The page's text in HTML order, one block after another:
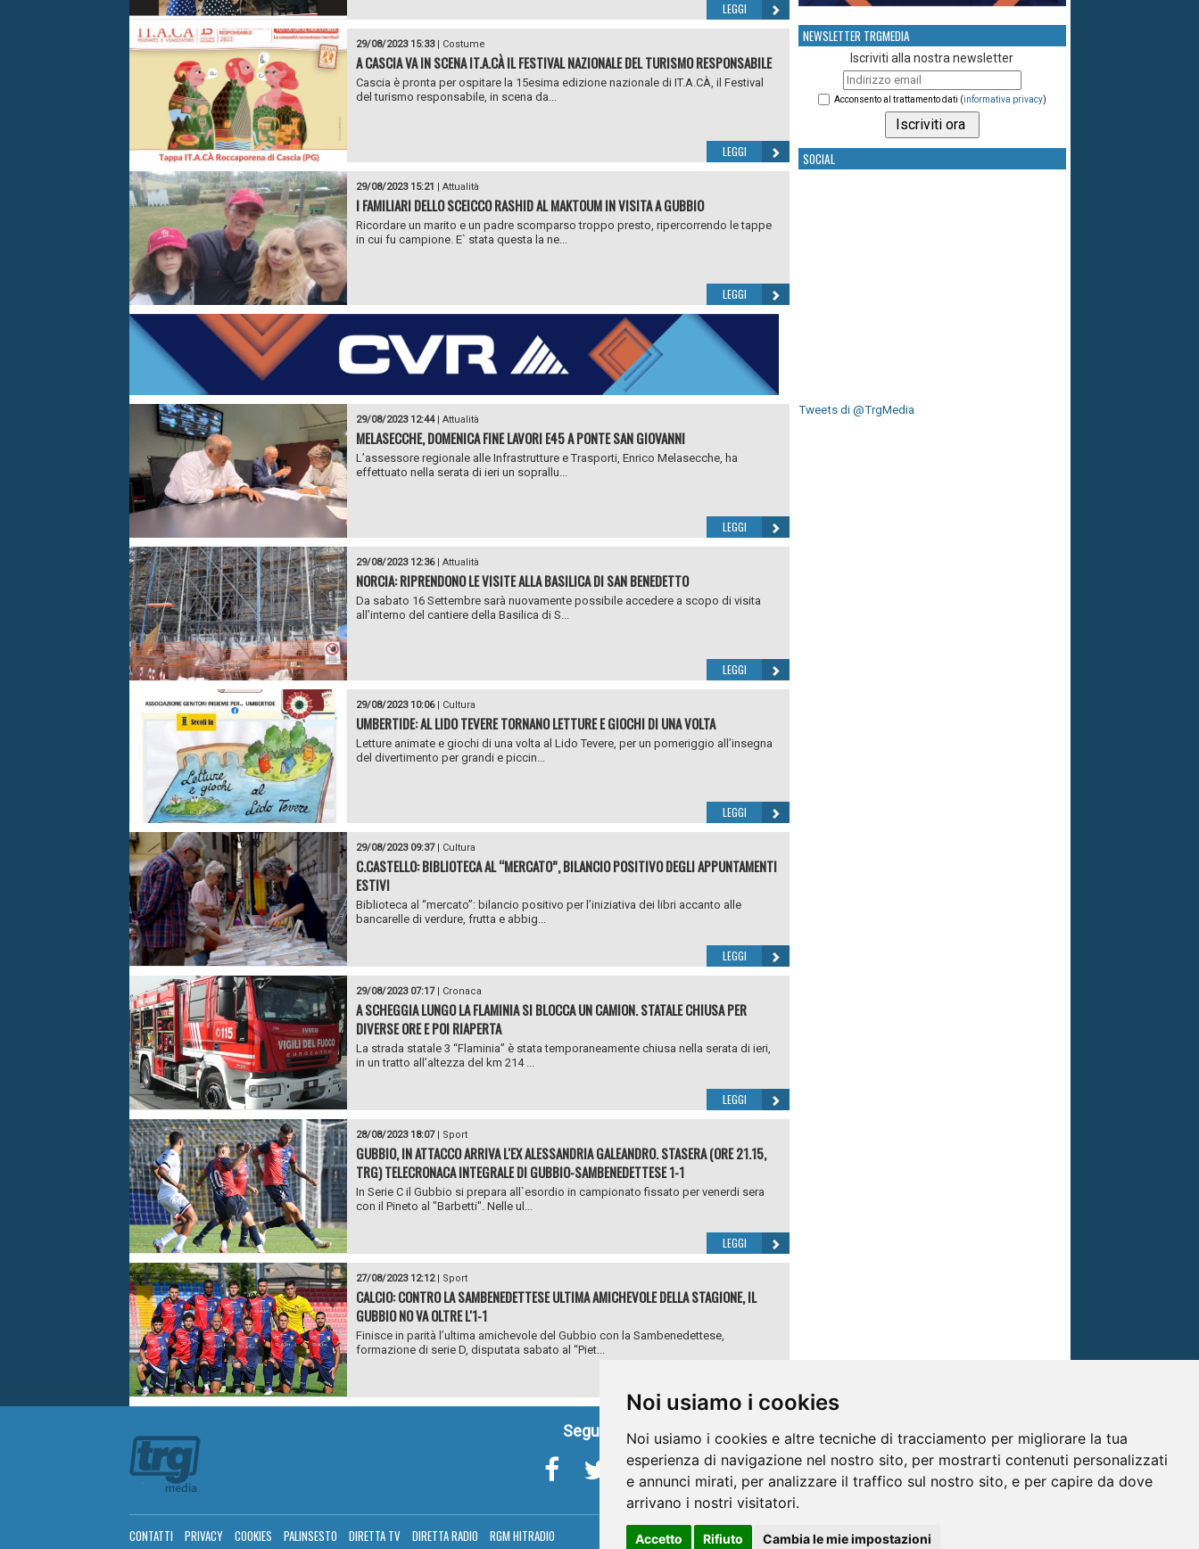
Noi usiamo i cookies
Noi usiamo i cookies e altre tecniche di tracciamento per migliorare la tua
esperienza di navigazione nel nostro sito, per mostrarti contenuti personalizzati
e annunci mirati, per analizzare il traffico sul nostro sito, e per capire da dove
arrivano i nostri visitatori.
Accetto Rifiuto Cambia le mie impostazioni
LEGGI
29/08/2023 15:33| Costume
A CASCIA VA IN SCENA IT.A.CÀ IL FESTIVAL NAZIONALE DEL TURISMO RESPONSABILE
Cascia è pronta per ospitare la 15esima edizione nazionale di IT.A.CÀ, il Festival
del turismo responsabile, in scena da...
LEGGI
29/08/2023 15:21 | Attualità
I FAMILIARI DELLO SCEICCO RASHID AL MAKTOUM IN VISITA A GUBBIO
Ricordare un marito e un padre scomparso troppo presto, ripercorrendo le tappe
in cui fu campione. E` stata questa la ne...
LEGGI
29/08/2023 12:44| Attualità
MELASECCHE, DOMENICA FINE LAVORI E45 A PONTE SAN GIOVANNI
L’assessore regionale alle Infrastrutture e Trasporti, Enrico Melasecche, ha
effettuato nella serata di ieri un soprallu...
LEGGI
29/08/2023 12:36| Attualità
NORCIA: RIPRENDONO LE VISITE ALLA BASILICA DI SAN BENEDETTO
Da sabato 16 Settembre sarà nuovamente possibile accedere a scopo di visita
all’interno del cantiere della Basilica di S...
LEGGI
29/08/2023 10:06| Cultura
UMBERTIDE: AL LIDO TEVERE TORNANO LETTURE E GIOCHI DI UNA VOLTA
Letture animate e giochi di una volta al Lido Tevere, per un pomeriggio all’insegna
del divertimento per grandi e piccin...
LEGGI
29/08/2023 09:37| Cultura
C.CASTELLO: BIBLIOTECA AL “MERCATO”, BILANCIO POSITIVO DEGLI APPUNTAMENTI
ESTIVI
Biblioteca al “mercato”: bilancio positivo per l’iniziativa dei libri accanto alle
bancarelle di verdure, frutta e abbig...
LEGGI
29/08/2023 07:17| Cronaca
A SCHEGGIA LUNGO LA FLAMINIA SI BLOCCA UN CAMION. STATALE CHIUSA PER
DIVERSE ORE E POI RIAPERTA
La strada statale 3 “Flaminia” è stata temporaneamente chiusa nella serata di ieri,
in un tratto all’altezza del km 214 ...
LEGGI
28/08/2023 18:07| Sport
GUBBIO, IN ATTACCO ARRIVA L'EX ALESSANDRIA GALEANDRO. STASERA (ORE 21.15,
TRG) TELECRONACA INTEGRALE DI GUBBIO-SAMBENEDETTESE 1-1
In Serie C il Gubbio si prepara all`esordio in campionato fissato per venerdi sera
con il Pineto al "Barbetti". Nelle ul...
LEGGI
27/08/2023 12:12| Sport
CALCIO: CONTRO LA SAMBENEDETTESE ULTIMA AMICHEVOLE DELLA STAGIONE, IL
GUBBIO NO VA OLTRE L'1-1
Finisce in parità l’ultima amichevole del Gubbio con la Sambenedettese,
formazione di serie D, disputata sabato al “Piet...
NEWSLETTER TRGMEDIA
Iscriviti alla nostra newsletter
Acconsento al trattamento dati (informativa privacy)
SOCIAL
Tweets di @TrgMedia
Seguici su
CONTATTI PRIVACY COOKIES PALINSESTO DIRETTA TV DIRETTA RADIO RGM HITRADIO